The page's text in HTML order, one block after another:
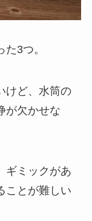
た3つ。
けど、水筒の
が欠かせな
ギミックがあ
ことが難しい